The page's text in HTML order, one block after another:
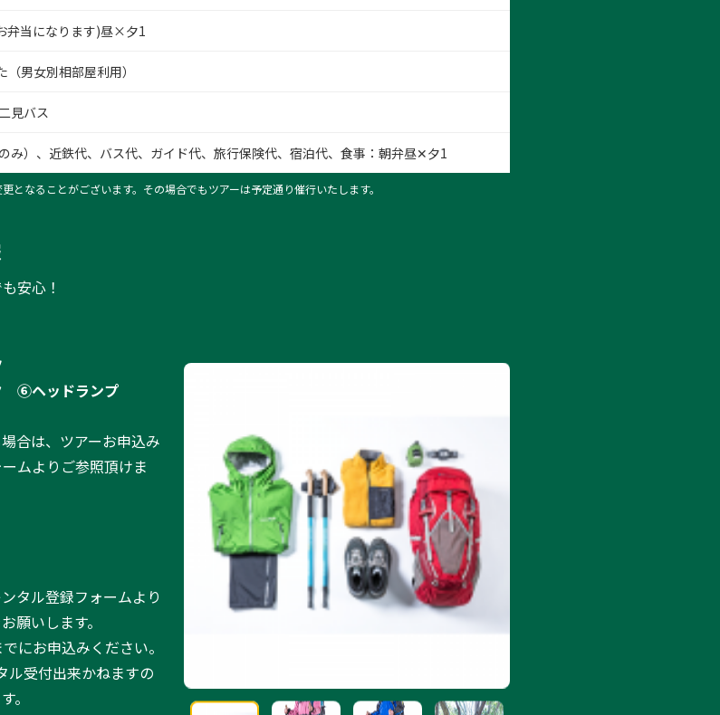
弁当になります)昼×夕1
男女別相部屋利用）
見バス
み）、近鉄代、バス代、ガイド代、旅行保険代、宿泊代、食事：朝弁昼✕夕1
なることがございます。その場合でもツアーは予定通り催行いたします。
安心！
⑥ヘッドランプ
合は、ツアーお申込み
ムよりご参照頂けま
タル登録フォームより
願いします。
にお申込みください。
ル受付出来かねますの
。